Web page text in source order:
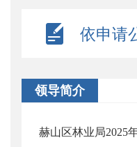
依申请
领导简介
赫山区林业局2025